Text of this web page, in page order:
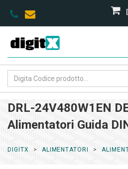
DRL-24V480W1EN
Alimentatori Guida
DIGITX ALIMENTATORI